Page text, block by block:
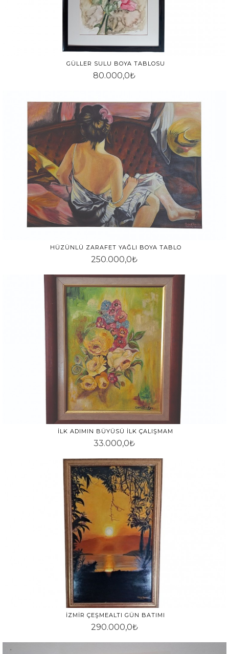
GÜLLER SULU BOYA TABLOSU
80.000,0₺
HÜZÜNLÜ ZARAFET YAĞLI BOYA TABLO
250.000,0₺
İLK ADIMIN BÜYÜSÜ İLK ÇALIŞMAM
33.000,0₺
İZMIR ÇEŞMEALTI GÜN BATIMI
290.000,0₺